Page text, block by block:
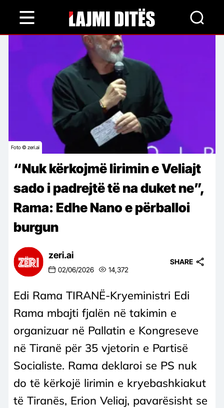
content
Foto © zeri.ai
“Nuk kërkojmë lirimin e Veliajt
sado i padrejtë të na duket ne”,
Rama: Edhe Nano e përballoi
burgun
zeri.ai
02/06/2026 14,372
SHARE
Edi Rama TIRANË-Kryeministri Edi
Rama mbajti fjalën në takimin e
organizuar në Pallatin e Kongreseve
në Tiranë për 35 vjetorin e Partisë
Socialiste. Rama deklaroi se PS nuk
do të kërkojë lirimin e kryebashkiakut
të Tiranës, Erion Veliaj, pavarësisht se